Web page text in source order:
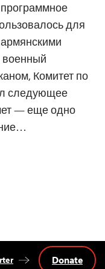
для
Комитет по
следующее
— еще одно
Donate